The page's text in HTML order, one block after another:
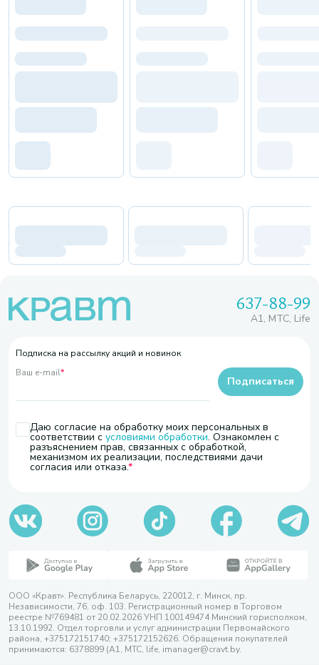
637-88-99
A1, МТС, Life
Подписка на рассылку акций и новинок
Ваш e-mail*
Даю согласие на обработку моих персональных в
соответствии с условиями обработки. Ознакомлен с
разъяснением прав, связанных с обработкой,
механизмом их реализации, последствиями дачи
согласия или отказа.
Подписаться
ООО «Кравт». Республика Беларусь, 220012, г. Минск, пр.
Независимости, 76, оф. 103. Регистрационный номер в Торговом
реестре №769481 от 20.02.2026 УНП 100149474 Минский горисполком,
13.10.1992. Отдел торговли и услуг администрации Первомайского
района, +375172151740; +375172152626. Обращения покупателей
принимаются: 6378899 (А1, МТС, life, imanager@cravt.by.